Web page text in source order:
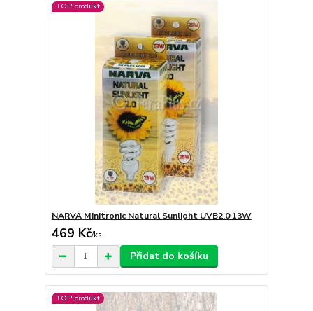
TOP produkt
NARVA Minitronic Natural Sunlight UVB2.0 13W
469 Kč/ks
Přidat do košíku
TOP produkt